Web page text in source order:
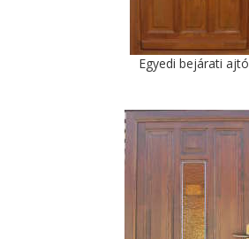
Egyedi bejárati ajtó